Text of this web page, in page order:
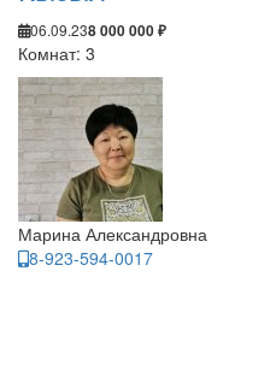
06.09.238 000 000 ₽
Комнат: 3
Марина Александровна
8-923-594-0017